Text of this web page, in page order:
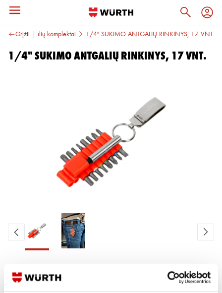
Grįžti
Sukimo antgalių komplektai 1/4" SUKIMO ANTGALIŲ RINKINYS, 17 VNT.
1/4" SUKIMO ANTGALIŲ RINKINYS, 17 VNT.
Skaityti produkto aprašymą